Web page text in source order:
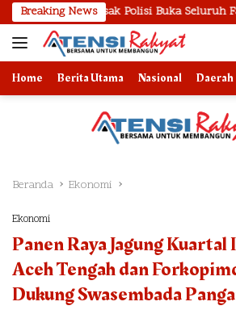
Langsung
ke
konten
Breaking News
Polisi Buka Seluruh Fakta Secara
Home Berita Utama Nasional Daerah
Beranda Ekonomi
Ekonomi
Panen Raya Jagung
Aceh Tengah dan
Dukung Swasembada